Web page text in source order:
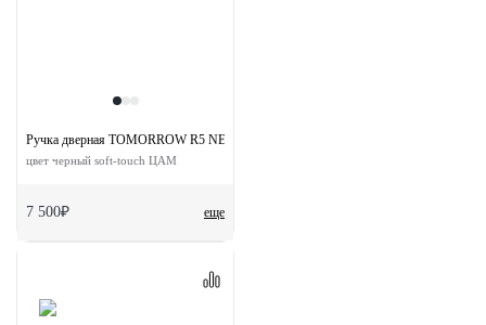
еще
Ручка дверная TOMORROW R5 NERO-ST на круглой розетке
цвет черный soft-touch ЦАМ
7 500₽